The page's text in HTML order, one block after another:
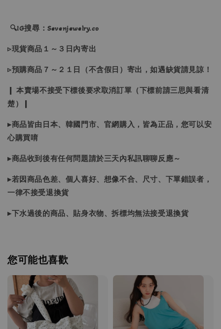
🔍IG搜尋：Sevenjewelry.co
▹現貨商品１～３日內寄出
▹預購商品７～２１日（不含假日）寄出，如遇缺貨請見諒！
❙ 本賣場不接受下標後要求取消訂單（下標前請三思與看清
楚）❙
▸商品皆由日本、韓國門市、官網購入，皆為正品，您可以安
心購買唷
▸商品收到後有任何問題請於三天內私訊聊聊反應～
▸若因商品色差、個人喜好、想像不合、尺寸、下單錯誤者，
一律不接受退換貨
▸下水過後的商品、貼身衣物、拆標均無法接受退換貨
您可能也喜歡